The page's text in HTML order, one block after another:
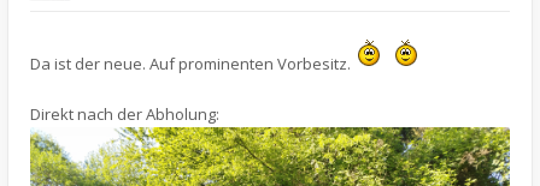
Da ist der neue. Auf prominenten Vorbesitz.
Direkt nach der Abholung: